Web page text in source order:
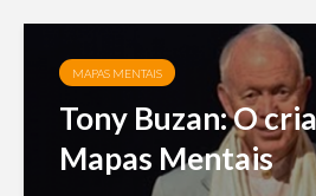
MAPAS MENTAIS
Tony Buzan: O
Mapas Mentais